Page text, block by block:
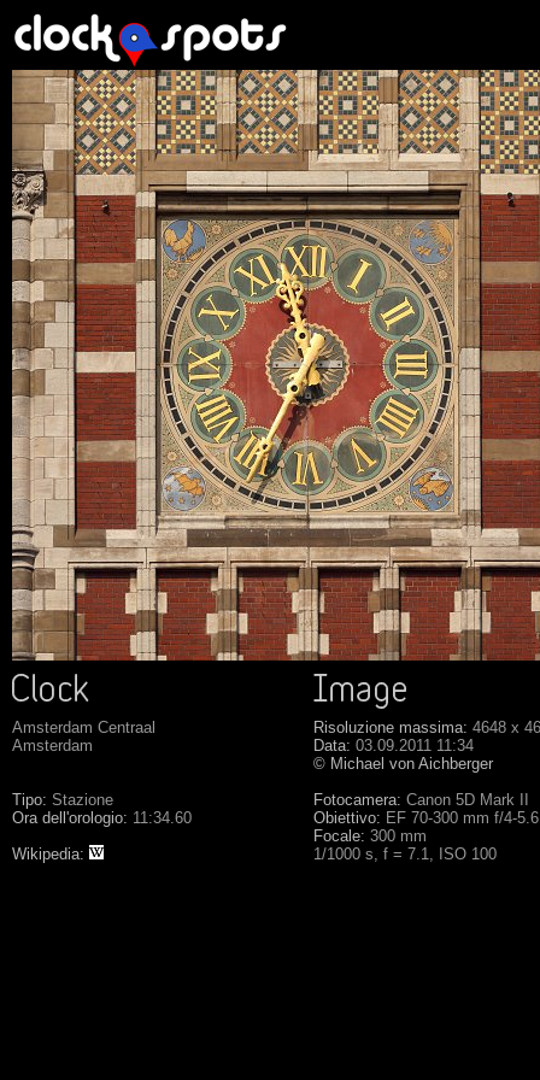
Amsterdam Centraal
Amsterdam
Tipo: Stazione
Ora dell'orologio: 11:34.60
Wikipedia:
Risoluzione massima: 4648 x
Data: 03.09.2011 11:34
© Michael von Aichberger
Fotocamera: Canon 5D Mark II
Obiettivo: EF 70-300 mm f/4-
Focale: 300 mm
1/1000 s, f = 7.1, ISO 100